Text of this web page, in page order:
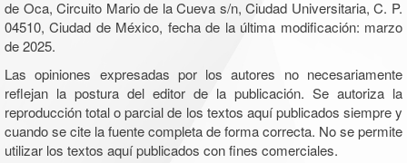
de Oca, Circuito Mario de la Cueva s/n, Ciudad Universitaria, C. P.
04510, Ciudad de México, fecha de la última modificación: marzo
de 2025.
Las opiniones expresadas por los autores no necesariamente
reflejan la postura del editor de la publicación. Se autoriza la
reproducción total o parcial de los textos aquí publicados siempre y
cuando se cite la fuente completa de forma correcta. No se permite
utilizar los textos aquí publicados con fines comerciales.